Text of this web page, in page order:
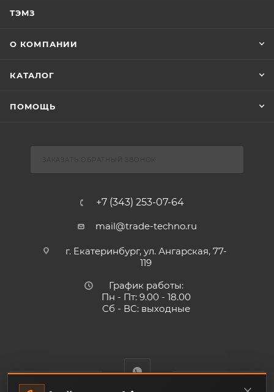
ТЭМЗ
О КОМПАНИИ
КАТАЛОГ
ПОМОЩЬ
+7 (343) 253-07-64
mail@trade-techno.ru
г. Екатеринбург, ул. Ангарская, 77-
119
График работы:
Пн - Пт: 9.00 - 18.00
Сб - ВС: выходные